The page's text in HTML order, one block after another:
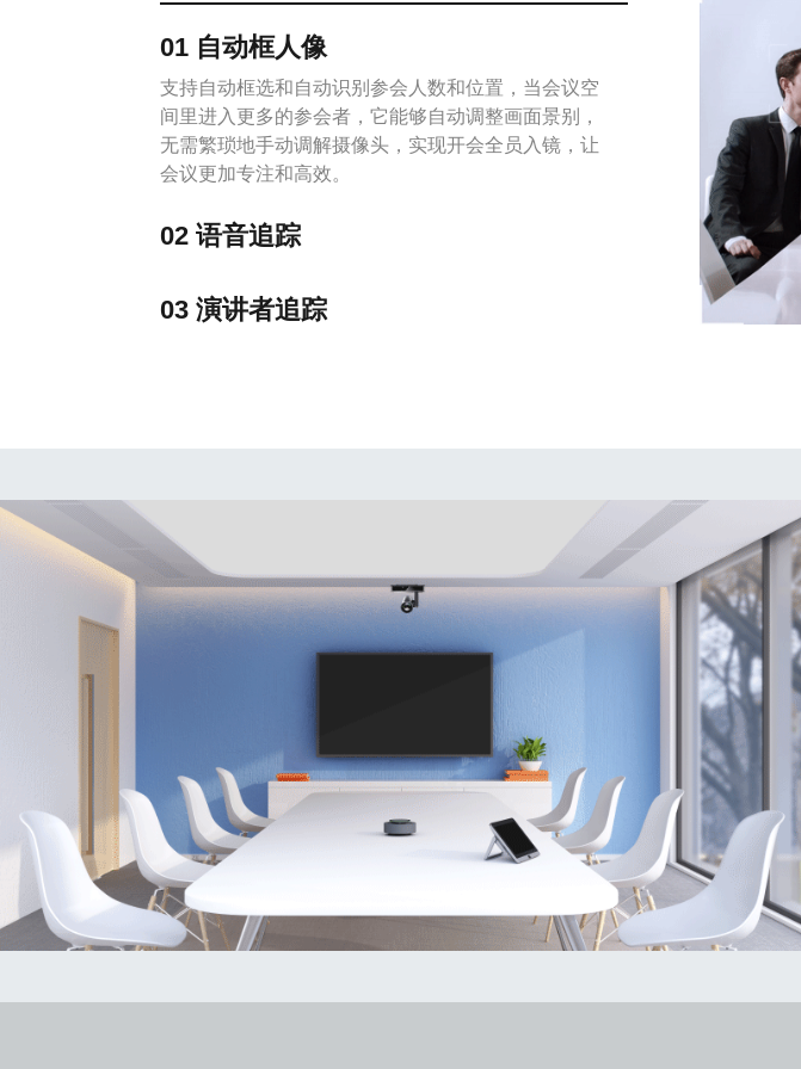
01 自动框人像
支持自动框选和自动识别参会人数和位置，当会议空
间里进入更多的参会者，它能够自动调整画面景别，
无需繁琐地手动调解摄像头，实现开会全员入镜，让
会议更加专注和高效。
02 语音追踪
03 演讲者追踪